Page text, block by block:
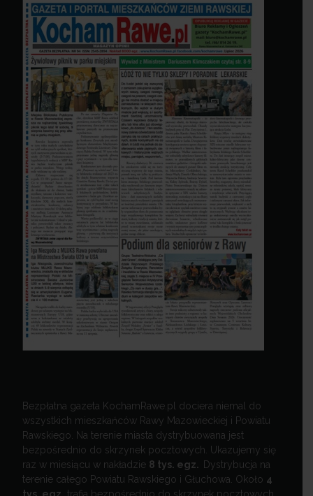
Bezpłatna gazeta KochamRawe.pl dociera niemal do
wszystkich mieszkańców Rawy Mazowieckiej i Powiatu
Rawskiego. Na terenie miasta dystrybuowana jest
bezpośrednio do skrzynek pocztowych. Ukazujemy się
raz w miesiącu w nakładzie 8 tys. egz.
Dystrybucja na
terenie całego Powiatu Rawskiego i Głuchowa. Około 4
tys. egz. trafia bezpośrednio do skrzynek pocztowych